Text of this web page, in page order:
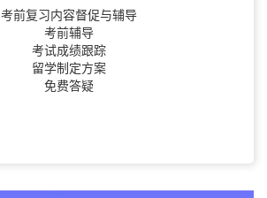
考前复习内容督促与辅导
考前辅导
考试成绩跟踪
留学制定方案
免费答疑